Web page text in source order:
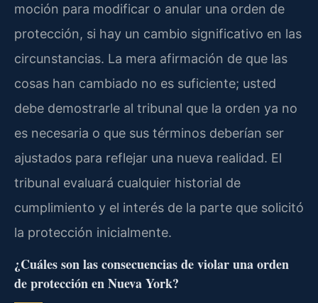
moción para modificar o anular una orden de
protección, si hay un cambio significativo en las
circunstancias. La mera afirmación de que las
cosas han cambiado no es suficiente; usted
debe demostrarle al tribunal que la orden ya no
es necesaria o que sus términos deberían ser
ajustados para reflejar una nueva realidad. El
tribunal evaluará cualquier historial de
cumplimiento y el interés de la parte que solicitó
la protección inicialmente.
¿Cuáles son las consecuencias de violar una orden
de protección en Nueva York?